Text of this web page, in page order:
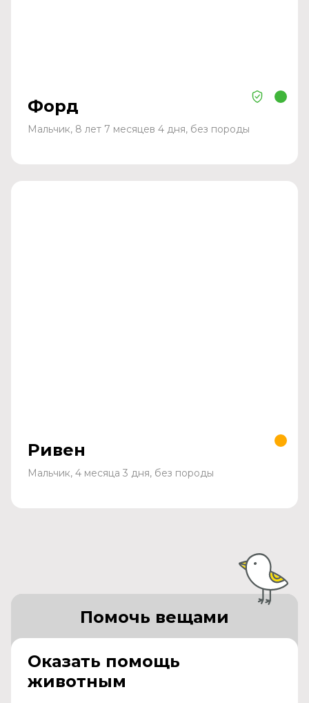
Форд
Мальчик, 8 лет 7 месяцев 4 дня, без породы
Ривен
Мальчик, 4 месяца 3 дня, без породы
Оказать помощь
животным
Помочь вещами